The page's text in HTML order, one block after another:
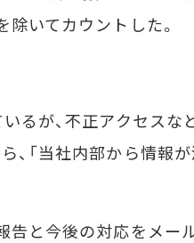
いてカウントした。
るが、不正アクセスな
、「当社内部から情報
と今後の対応をメー